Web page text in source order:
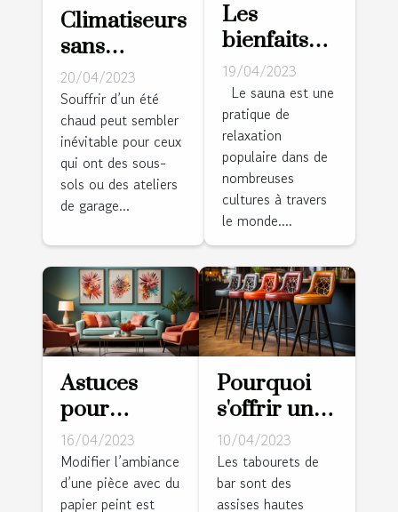
Climatiseurs
sans
conduits :
conseils à
domicile
éprouvés,
vrais et
dignes de
20/04/2023
Souffrir d’un été
chaud peut sembler
inévitable pour ceux
qui ont des sous-
sols ou des ateliers
de garage...
Les
bienfaits
du sauna
pour la
santé et la
relaxation
19/04/2023
Le sauna est une
pratique de
relaxation
populaire dans de
nombreuses
cultures à travers
le monde....
Astuces
pour
modifier
l’ambiance
d’un cadre
16/04/2023
Modifier l’ambiance
d’une pièce avec du
papier peint est
Pourquoi
s'offrir un
tabouret de
bar ?
10/04/2023
Les tabourets de
bar sont des
assises hautes